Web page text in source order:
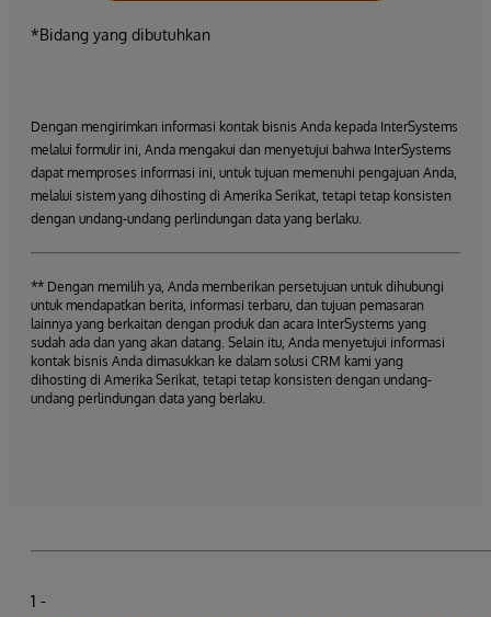
*Bidang yang dibutuhkan
Dengan mengirimkan informasi kontak bisnis Anda kepada InterSystems
melalui formulir ini, Anda mengakui dan menyetujui bahwa InterSystems
dapat memproses informasi ini, untuk tujuan memenuhi pengajuan Anda,
melalui sistem yang dihosting di Amerika Serikat, tetapi tetap konsisten
dengan undang-undang perlindungan data yang berlaku.
** Dengan memilih ya, Anda memberikan persetujuan untuk dihubungi
untuk mendapatkan berita, informasi terbaru, dan tujuan pemasaran
lainnya yang berkaitan dengan produk dan acara InterSystems yang
sudah ada dan yang akan datang. Selain itu, Anda menyetujui informasi
kontak bisnis Anda dimasukkan ke dalam solusi CRM kami yang
dihosting di Amerika Serikat, tetapi tetap konsisten dengan undang-
undang perlindungan data yang berlaku.
1 -